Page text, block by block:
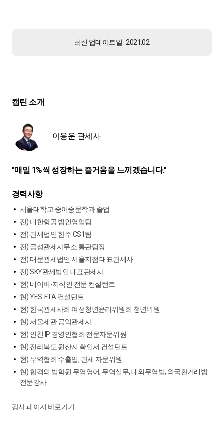
최신 업데이트일 : 2021.02
캡틴 소개
이용운 관세사
"매일 1%씩 성장하는 즐거움을 느끼겠습니다."
경력사항
서울대학교 중어중문학과 졸업
전) 대한항공 법인영업팀
전) 관세법인 한주 CS1팀
전) 금성관세사무소 통관팀장
전) 대문관세법인 서울지점 대표관세사
전) SKY관세법인 대표관세사
현) 네이버-지식인 전문 컨설턴트
현) YES-FTA 컨설턴트
현) 한국관세사회 여성청년윤리위원회 청년위원
현) 서울세관 공익관세사
현) 인천 IP 경영인협회 전문자문위원
현) 전라북도 원산지 확인서 컨설턴트
현) 무역협회 수출입, 관세 자문위원
현) 합격의 법학원 무역영어, 무역실무, 대외무역법, 외국환거래법
전문강사
강사 페이지 바로가기